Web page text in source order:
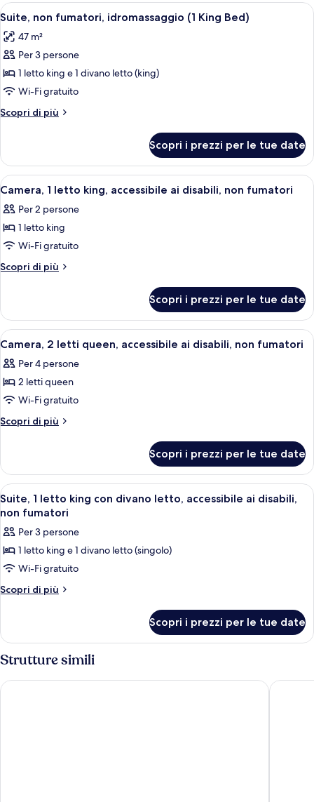
fumatori
letti
non
fumatori
Apri
tutte
le
foto
per
Suite,
non
fumatori,
(1
King
Bed)
Una camera d'albergo con un letto
4
Suite, non fumatori, idromassaggio (1 King Bed)
47 m²
Per 3 persone
1 letto king e 1 divano letto (king)
Wi-Fi gratuito
Scopri di più
Altri
non
fumatori,
idromassaggio
King
Bed)
Scopri i prezzi per le tue date
Apri
tutte
le
foto
per
Camera,
king,
accessibile
ai
disabili,
non
fumatori
Una camera d'albergo con un letto
4
Camera, 1 letto king, accessibile ai disabili, non fumatori
Per 2 persone
1 letto king
Wi-Fi gratuito
Scopri di più
Altri
1
letto
king,
ai
disabili,
fumatori
Scopri i prezzi per le tue date
Apri
tutte
le
foto
per
Camera,
queen,
accessibile
ai
disabili,
non
fumatori
Una camera d'albergo con due letti,
4
Camera, 2 letti queen, accessibile ai disabili, non fumatori
Per 4 persone
2 letti queen
Wi-Fi gratuito
Scopri di più
Altri
2
letti
queen,
accessibile
disabili,
non
Scopri i prezzi per le tue date
Apri
tutte
le
foto
per
Suite,
1
con
divano
letto,
accessibile
Una camera d'albergo con un letto
6
Suite, 1 letto king con divano letto, accessibile ai disabili,
non fumatori
Per 3 persone
1 letto king e 1 divano letto (singolo)
Wi-Fi gratuito
Scopri di più
Altri
1
letto
king
con
divano
Scopri i prezzi per le tue date
Strutture simili
Western Holiday Lodge Three Rivers Sequoia